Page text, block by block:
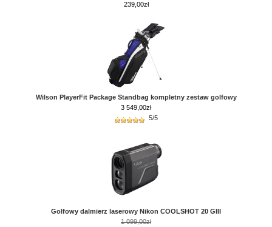
239,00zł
Wilson PlayerFit Package Standbag kompletny zestaw golfowy
3 549,00zł
5/5
Golfowy dalmierz laserowy Nikon COOLSHOT 20 GIII
1 099,00zł